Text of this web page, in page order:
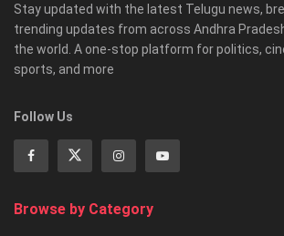
Stay updated with the latest Telugu news,
trending updates from across Andhra
the world. A one-stop platform for politics,
sports, and more
Follow Us
Browse by Category